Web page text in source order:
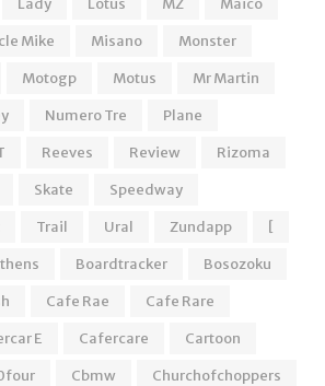
Mike Misano
Monster
Motogp Motus
Mr Martin
Numero Tre
Plane
Reeves Review
Rizoma
Skate
Speedway
Trail Ural Zundapp
[
Boardtracker
Bosozoku
Cafe Rae
Cafe Rare
E Cafercare
Cartoon
Cbmw
Churchofchoppers